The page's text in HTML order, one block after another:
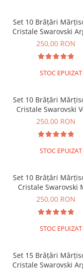
LĂNȚIȘOARE ARGINT
Lănțișoare cu
Lănțișoare cu Cruce
Lănțișoare cu Stea
Lănțișoare cu Soare
Lănțișoare cu Zodii
Lănțișoare cu Animale
Lănțișoare cu Molecule
Lănțișoare cu Pietre
Lănțișoare Argint
Coliere cu Perle
Coliere cu Perle
COLIERE ȘNUR
Coliere cu Soare
Set 10 Brățări
Cristale Swarovski
250,00 RON
STOC EPUIZAT
Set 10 Brățări
Cristale Swarovski
250,00 RON
STOC EPUIZAT
Set 10 Brățări
Cristale Swarovski
250,00 RON
STOC EPUIZAT
Set 15 Brățări
Cristale Swarovski